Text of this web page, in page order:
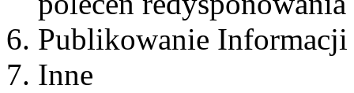
Publikowanie
Inne